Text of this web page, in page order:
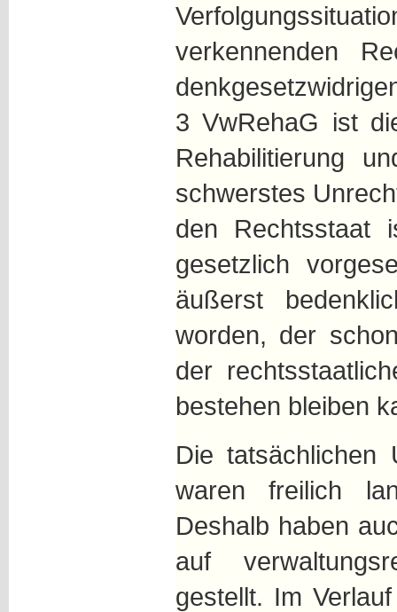
verkennenden
3 VwRehaG ist
Rehabilitierung
schwerstes
den Rechtsstaat
gesetzlich
äußerst
worden, der
der
bestehen bleiben
Die tatsächlichen
waren freilich
Deshalb haben
auf
gestellt. Im